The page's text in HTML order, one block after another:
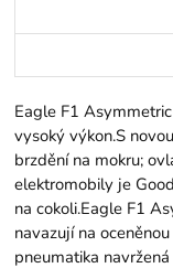
Eagle F1
vysoký výkon.S
brzdění na mokru;
elektromobily je
na cokoli.Eagle F1
navazují na
pneumatika